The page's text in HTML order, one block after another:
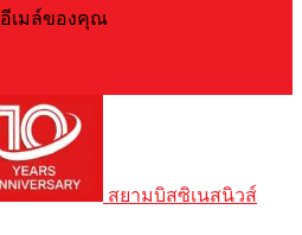
อีเมล์ของคุณ
สยามบิสซิเนสนิวส์